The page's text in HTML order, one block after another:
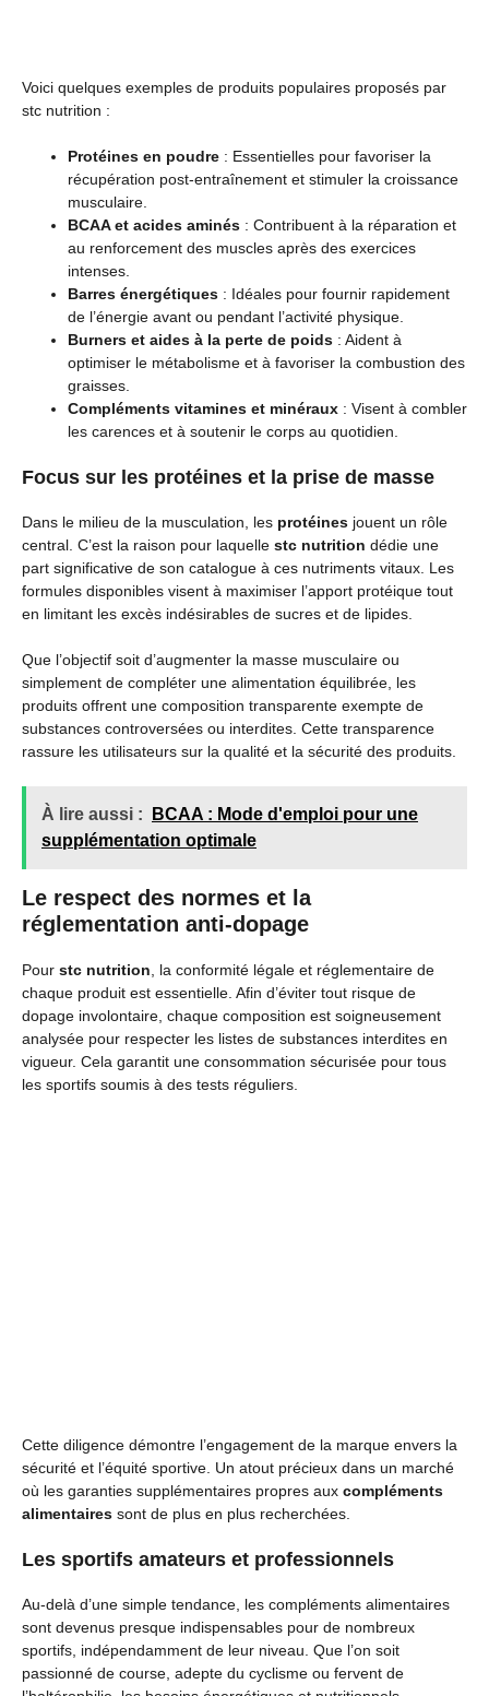
Voici quelques exemples de produits populaires proposés par
stc nutrition :
Protéines en poudre : Essentielles pour favoriser la
récupération post-entraînement et stimuler la croissance
musculaire.
BCAA et acides aminés : Contribuent à la réparation et
au renforcement des muscles après des exercices
intenses.
Barres énergétiques : Idéales pour fournir rapidement
de l’énergie avant ou pendant l’activité physique.
Burners et aides à la perte de poids : Aident à
optimiser le métabolisme et à favoriser la combustion des
graisses.
Compléments vitamines et minéraux : Visent à combler
les carences et à soutenir le corps au quotidien.
Focus sur les protéines et la prise de masse
Dans le milieu de la musculation, les protéines jouent un rôle
central. C’est la raison pour laquelle stc nutrition dédie une
part significative de son catalogue à ces nutriments vitaux. Les
formules disponibles visent à maximiser l’apport protéique tout
en limitant les excès indésirables de sucres et de lipides.
Que l’objectif soit d’augmenter la masse musculaire ou
simplement de compléter une alimentation équilibrée, les
produits offrent une composition transparente exempte de
substances controversées ou interdites. Cette transparence
rassure les utilisateurs sur la qualité et la sécurité des produits.
À lire aussi :
BCAA : Mode d'emploi pour une
supplémentation optimale
Le respect des normes et la
réglementation anti-dopage
Pour stc nutrition , la conformité légale et réglementaire de
chaque produit est essentielle. Afin d’éviter tout risque de
dopage involontaire, chaque composition est soigneusement
analysée pour respecter les listes de substances interdites en
vigueur. Cela garantit une consommation sécurisée pour tous
les sportifs soumis à des tests réguliers.
Cette diligence démontre l’engagement de la marque envers la
sécurité et l’équité sportive. Un atout précieux dans un marché
où les garanties supplémentaires propres aux compléments
alimentaires sont de plus en plus recherchées.
Les sportifs amateurs et professionnels
Au-delà d’une simple tendance, les compléments alimentaires
sont devenus presque indispensables pour de nombreux
sportifs, indépendamment de leur niveau. Que l’on soit
passionné de course, adepte du cyclisme ou fervent de